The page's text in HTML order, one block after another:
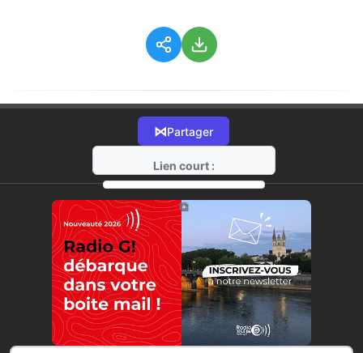
⋈Partager
Lien court :
https://radio-g.fr?17813
⧉